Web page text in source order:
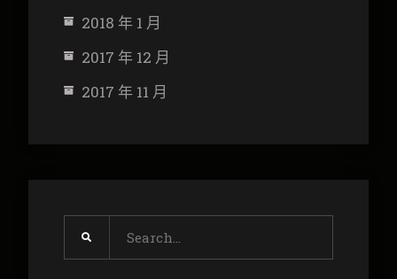
2018 年 1 月
2017 年 12 月
2017 年 11 月